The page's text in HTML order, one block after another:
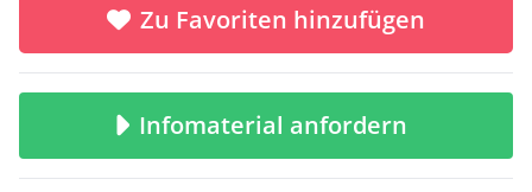
Zu Favoriten hinzufügen
Infomaterial anfordern